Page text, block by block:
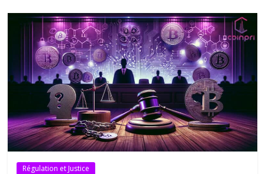
Régulation et Justice